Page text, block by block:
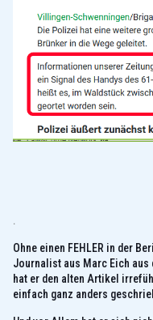
.
Ohne einen FEHLER in der
Journalist aus Marc Eich
hat er den alten Artikel
einfach ganz anders